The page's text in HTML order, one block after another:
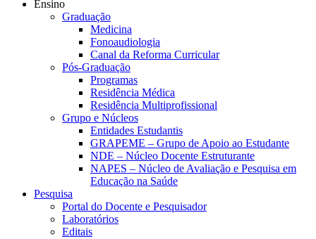
Ensino
Graduação
Medicina
Fonoaudiologia
Canal da Reforma Curricular
Pós-Graduação
Programas
Residência Médica
Residência Multiprofissional
Grupo e Núcleos
Entidades Estudantis
GRAPEME – Grupo de Apoio ao Estudante
NDE – Núcleo Docente Estruturante
NAPES – Núcleo de Avaliação e Pesquisa em
Educação na Saúde
Pesquisa
Portal do Docente e Pesquisador
Laboratórios
Editais